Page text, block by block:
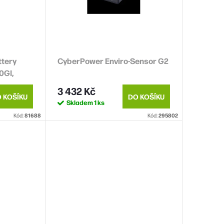
KOŠÍKU
Kód:81688
CyberPower Enviro-Sensor G2
3 432 Kč
Skladem1 ks
DO KOŠÍKU
Kód:295802